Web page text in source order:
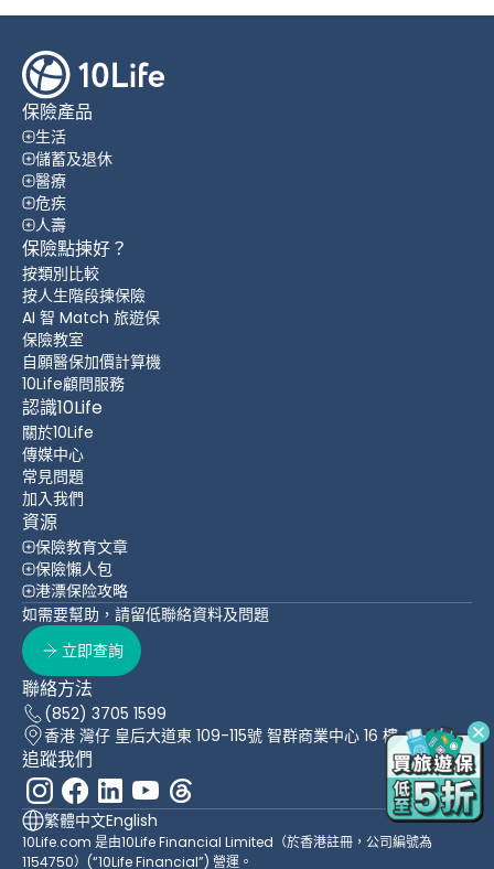
保險產品
生活
儲蓄及退休
醫療
危疾
人壽
保險點揀好？
按類別比較
按人生階段揀保險
AI 智 Match 旅遊保
保險教室
自願醫保加價計算機
10Life顧問服務
認識10Life
關於10Life
傳媒中心
常見問題
加入我們
資源
保險教育文章
保險懶人包
港漂保险攻略
如需要幫助，請留低聯絡資料及問題
立即查詢
聯絡方法
(852) 3705 1599
香港 灣仔 皇后大道東 109-115號 智群商業中心 16 樓
追蹤我們
繁體中文English
10Life.com 是由10Life Financial Limited（於香港註冊，公司編號為
1154750）(“10Life Financial”) 營運。